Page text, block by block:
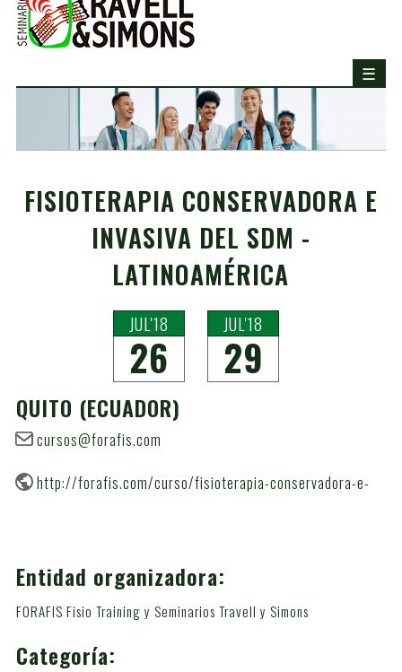
FISIOTERAPIA CONSERVADORA E
INVASIVA DEL SDM -
LATINOAMÉRICA
JUL'18
26
JUL'18
29
QUITO (ECUADOR)
cursos@forafis.com
http://forafis.com/curso/fisioterapia-conservadora-e-
Entidad organizadora:
FORAFIS Fisio Training y Seminarios Travell y Simons
Categoría: